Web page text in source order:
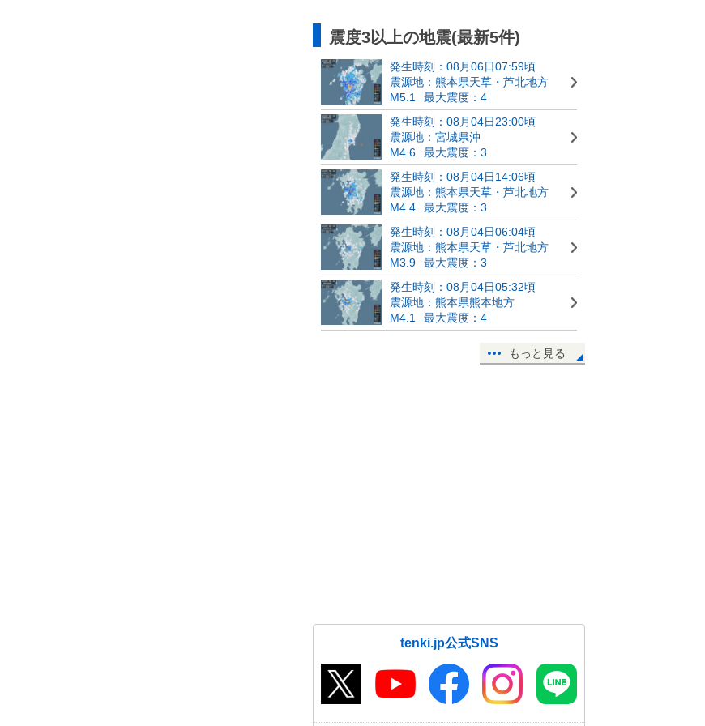
震度3以上の地震(最新5件)
発生時刻：08月06日07:59頃
震源地：熊本県天草・芦北地方
M5.1
最大震度：4
発生時刻：08月04日23:00頃
震源地：宮城県沖
M4.6
最大震度：3
発生時刻：08月04日14:06頃
震源地：熊本県天草・芦北地方
M4.4
最大震度：3
発生時刻：08月04日06:04頃
震源地：熊本県天草・芦北地方
M3.9
最大震度：3
発生時刻：08月04日05:32頃
震源地：熊本県熊本地方
M4.1
最大震度：4
もっと見る
tenki.jp公式SNS